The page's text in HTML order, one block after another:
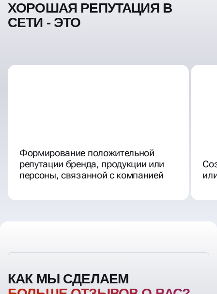
ХОРОШАЯ РЕПУТАЦИЯ В
СЕТИ - ЭТО
Формирование положительной
репутации бренда, продукции или
персоны, связанной с компанией
КАК МЫ СДЕЛАЕМ